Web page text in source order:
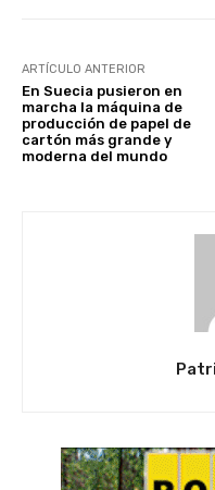
ARTÍCULO ANTERIOR
En Suecia pusieron en
marcha la máquina de
producción de papel de
cartón más grande y
moderna del mundo